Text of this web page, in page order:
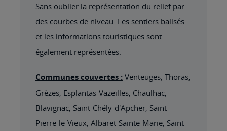
Sans oublier la représentation du relief par
des courbes de niveau. Les sentiers balisés
et les informations touristiques sont
également représentées.
Communes couvertes : Venteuges, Thoras,
Grèzes, Esplantas-Vazeilles, Chaulhac,
Blavignac, Saint-Chély-d'Apcher, Saint-
Pierre-le-Vieux, Albaret-Sainte-Marie, Saint-